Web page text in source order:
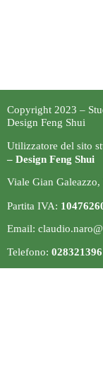
Copyright 2023 –
Design Feng Shui
Utilizzatore del sito
– Design Feng Shui
Viale Gian
Partita IVA:
Email:
Telefono: